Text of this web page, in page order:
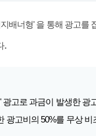
배너형' 을 통해 광고를
.
고로 과금이 발생한 광
고비의 50%를 무상